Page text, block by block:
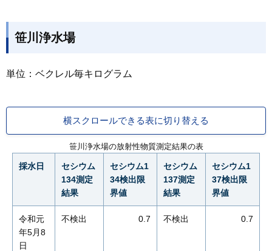
笹川浄水場
単位：ベクレル毎キログラム
横スクロールできる表に切り替える
笹川浄水場の放射性物質測定結果の表
採水日
セシウム
134測定
結果
セシウム1
34検出限
界値
セシウム
137測定
結果
セシウム1
37検出限
界値
令和元
年5月8
日
不検出 0.7 不検出 0.7